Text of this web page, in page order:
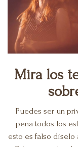
Mira los
Puedes ser un
pena todos los
esto es falso díselo